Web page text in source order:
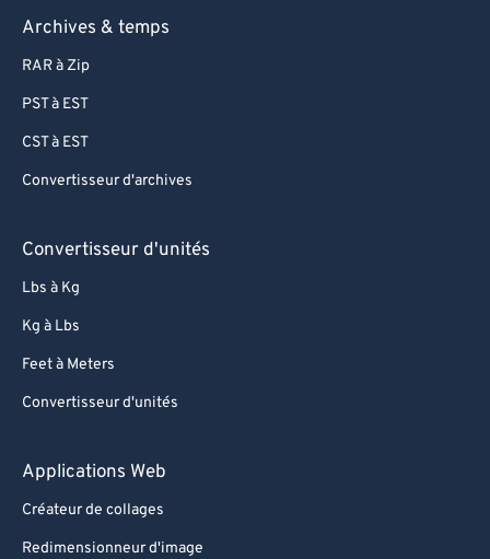
Archives & temps
RAR à Zip
PST à EST
CST à EST
Convertisseur d'archives
Convertisseur d'unités
Lbs à Kg
Kg à Lbs
Feet à Meters
Convertisseur d'unités
Applications Web
Créateur de collages
Redimensionneur d'image